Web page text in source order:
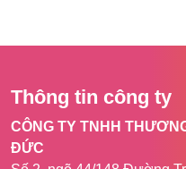
lau làm từ vải
thống lau Ozmo
một trải nghiệm làm
Thông tin công ty
CÔNG TY TNHH
ĐỨC